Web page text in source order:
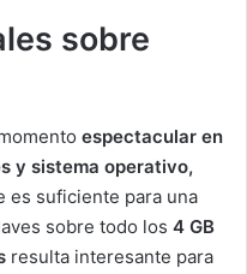
sobre
espectacular en
y sistema operativo,
es suficiente para una
sobre todo los 4 GB
resulta interesante para